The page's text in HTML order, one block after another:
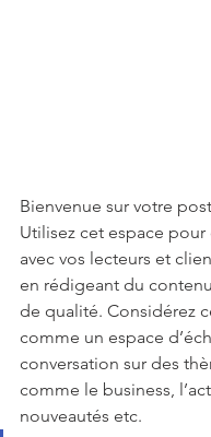
Bienvenue sur votre
Utilisez cet espace
avec vos lecteurs et
en rédigeant du
de qualité. Considérez
comme un espace
conversation sur des
comme le business,
nouveautés etc.